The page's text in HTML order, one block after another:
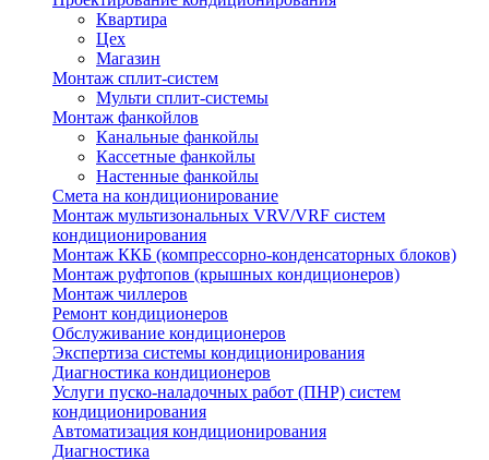
Квартира
Цех
Магазин
Монтаж сплит-систем
Мульти сплит-системы
Монтаж фанкойлов
Канальные фанкойлы
Кассетные фанкойлы
Настенные фанкойлы
Смета на кондиционирование
Монтаж мультизональных VRV/VRF систем
кондиционирования
Монтаж ККБ (компрессорно-конденсаторных блоков)
Монтаж руфтопов (крышных кондиционеров)
Монтаж чиллеров
Ремонт кондиционеров
Обслуживание кондиционеров
Экспертиза системы кондиционирования
Диагностика кондиционеров
Услуги пуско-наладочных работ (ПНР) систем
кондиционирования
Автоматизация кондиционирования
Диагностика